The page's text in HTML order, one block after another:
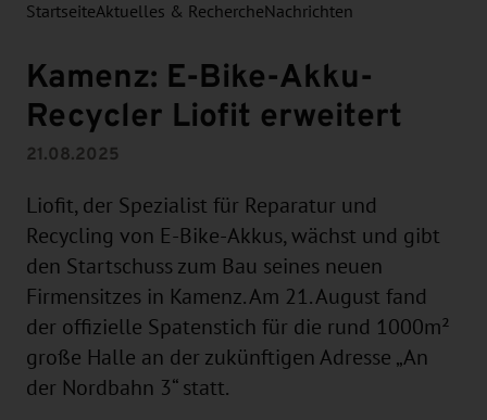
StartseiteAktuelles & RechercheNachrichten
Kamenz: E-Bike-Akku-
Recycler Liofit erweitert
21.08.2025
Liofit, der Spezialist für Reparatur und
Recycling von E-Bike-Akkus, wächst und gibt
den Startschuss zum Bau seines neuen
Firmensitzes in Kamenz. Am 21. August fand
der offizielle Spatenstich für die rund 1000m²
große Halle an der zukünftigen Adresse „An
der Nordbahn 3“ statt.